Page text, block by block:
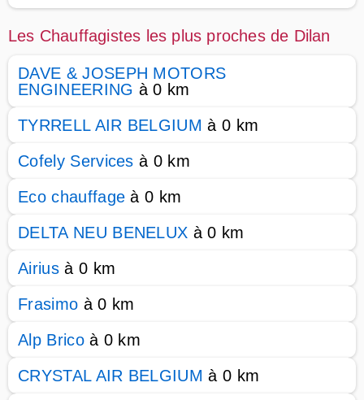
Les Chauffagistes les plus proches de Dilan
DAVE & JOSEPH MOTORS
ENGINEERING à 0 km
TYRRELL AIR BELGIUM à 0 km
Cofely Services à 0 km
Eco chauffage à 0 km
DELTA NEU BENELUX à 0 km
Airiusà 0 km
Frasimo à 0 km
Alp Bricoà 0 km
CRYSTAL AIR BELGIUM à 0 km